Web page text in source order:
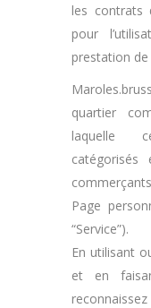
les contrats
pour
prestation de
quartier
laquelle
Page
“Service”).
En utilisant
et en